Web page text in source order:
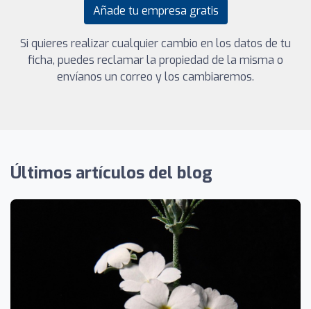
Añade tu empresa gratis
Si quieres realizar cualquier cambio en los datos de tu
ficha, puedes reclamar la propiedad de la misma o
envíanos un correo y los cambiaremos.
Últimos artículos del blog